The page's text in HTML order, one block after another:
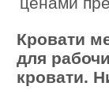
Кровати
для
кровати.